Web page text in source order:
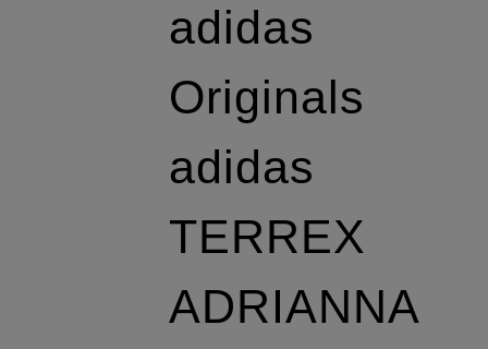
adidas
Originals
adidas
TERREX
ADRIANNA